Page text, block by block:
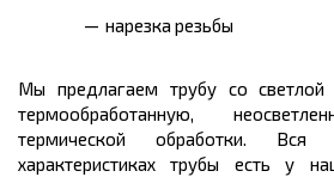
нарезка резьбы
Мы предлагаем трубу со
термообработанную,
термической обработки.
характеристиках трубы есть у